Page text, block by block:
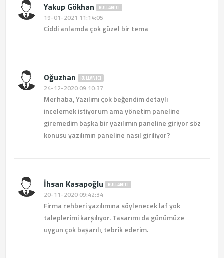
Yakup Gökhan KULLANICI
19-01-2021 11:14:05
Ciddi anlamda çok güzel bir tema
Oğuzhan KULLANICI
24-12-2020 09:10:37
Merhaba, Yazılımı çok beğendim detaylı
incelemek istiyorum ama yönetim paneline
giremedim başka bir yazılımın paneline giriyor söz
konusu yazılımın paneline nasıl giriliyor?
İhsan Kasapoğlu KULLANICI
20-11-2020 09:42:34
Firma rehberi yazılımına söylenecek laf yok
taleplerimi karşılıyor. Tasarımı da günümüze
uygun çok başarılı, tebrik ederim.